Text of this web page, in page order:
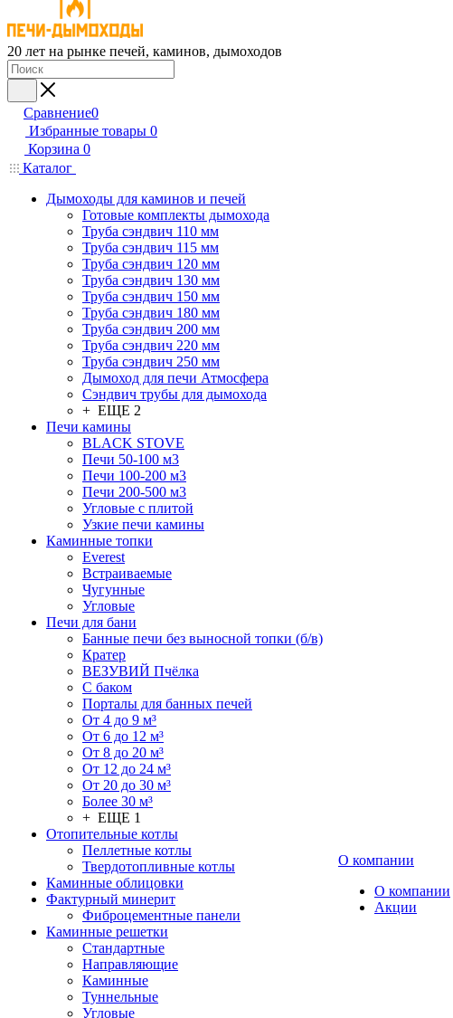
20 лет на рынке печей, каминов, дымоходов
Сравнение0
Избранные товары 0
Корзина 0
Каталог
Дымоходы для каминов и печей
Готовые комплекты дымохода
Труба сэндвич 110 мм
Труба сэндвич 115 мм
Труба сэндвич 120 мм
Труба сэндвич 130 мм
Труба сэндвич 150 мм
Труба сэндвич 180 мм
Труба сэндвич 200 мм
Труба сэндвич 220 мм
Труба сэндвич 250 мм
Дымоход для печи Атмосфера
Сэндвич трубы для дымохода
+ ЕЩЕ 2
Печи камины
BLACK STOVE
Печи 50-100 м3
Печи 100-200 м3
Печи 200-500 м3
Угловые с плитой
Узкие печи камины
Каминные топки
Everest
Встраиваемые
Чугунные
Угловые
Печи для бани
Банные печи без выносной топки (б/в)
Кратер
ВЕЗУВИЙ Пчёлка
С баком
Порталы для банных печей
От 4 до 9 м³
От 6 до 12 м³
От 8 до 20 м³
От 12 до 24 м³
От 20 до 30 м³
Более 30 м³
+ ЕЩЕ 1
Отопительные котлы
Пеллетные котлы
Твердотопливные котлы
Каминные облицовки
Фактурный минерит
Фиброцементные панели
Каминные решетки
Стандартные
Направляющие
Каминные
Туннельные
Угловые
О компании
О компании
Акции